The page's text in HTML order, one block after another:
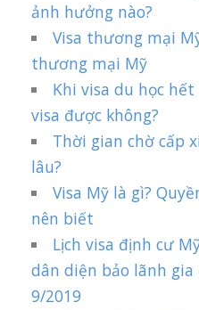
ảnh hưởng nào?
Visa thương mại
thương mại Mỹ
Khi visa du học
visa được không?
Thời gian chờ cấp
lâu?
Visa Mỹ là gì?
nên biết
Lịch visa định cư
dân diện bảo lãnh
9/2019